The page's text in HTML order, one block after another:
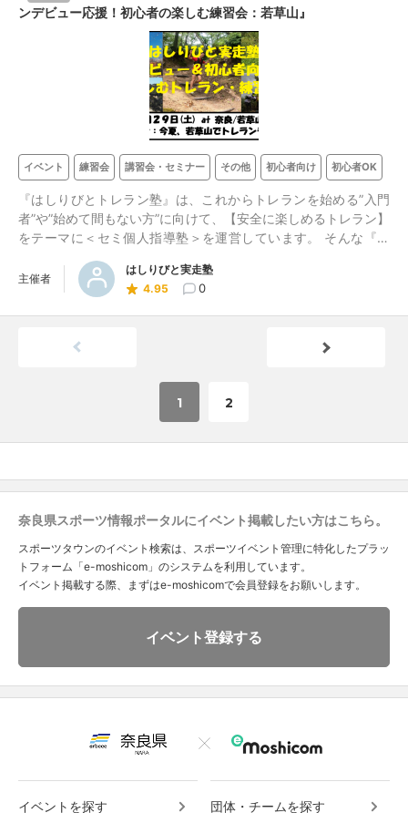
ンデビュー応援！初心者の楽しむ練習会：若草山』
イベント 練習会 講習会・セミナー その他 初心者向け 初心者OK
『はしりびとトレラン塾』は、これからトレランを始める”入門
者”や”始めて間もない方”に向けて、【安全に楽しめるトレラン】
をテーマに＜セミ個人指導塾＞を運営しています。 そんな『は
て、”楽しむトレラン練習会”を開催します。山の世界でのんびり
景色を楽しみましょう！
主催者
はしりびと実走塾
4.95
0
1 2
奈良県スポーツ情報ポータルにイベント掲載したい方はこちら。
スポーツタウンのイベント検索は、スポーツイベント管理に特化したプラッ
トフォーム「e-moshicom」のシステムを利用しています。
イベント掲載する際、まずはe-moshicomで会員登録をお願いします。
イベント登録する
イベントを探す 団体・チームを探す